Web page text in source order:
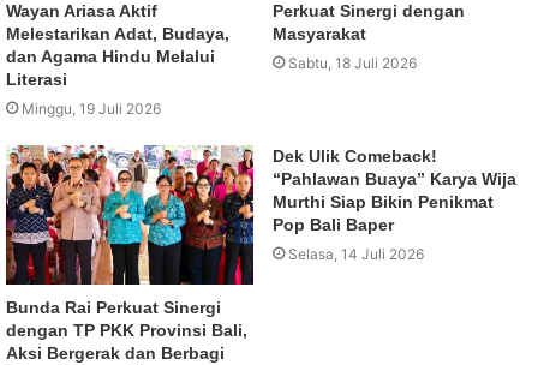
Wayan Ariasa Aktif
Melestarikan Adat, Budaya,
dan Agama Hindu Melalui
Literasi
Minggu, 19 Juli 2026
Perkuat Sinergi dengan
Masyarakat
Sabtu, 18 Juli 2026
Bunda Rai Perkuat Sinergi
dengan TP PKK Provinsi Bali,
Aksi Bergerak dan Berbagi
Dek Ulik Comeback!
“Pahlawan Buaya” Karya Wija
Murthi Siap Bikin Penikmat
Pop Bali Baper
Selasa, 14 Juli 2026